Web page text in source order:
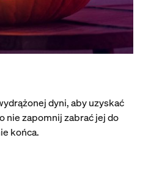
dyni, aby uzyskać
zapomnij zabrać jej do
końca.